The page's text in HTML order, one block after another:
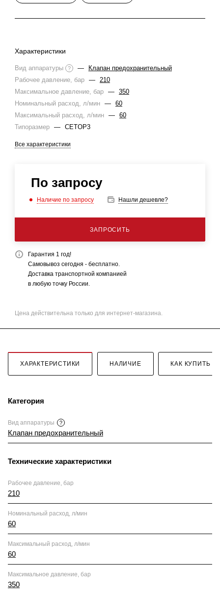
Характеристики
Вид аппаратуры ? —
Клапан предохранительный
Рабочее давление, бар — 210
Максимальное давление, бар — 350
Номинальный расход, л/мин — 60
Максимальный расход, л/мин — 60
Типоразмер — CETOP3
Все характеристики
По запросу
Наличие по запросу Нашли дешевле?
ЗАПРОСИТЬ
Гарантия 1 год!
Самовывоз сегодня - бесплатно.
Доставка транспортной компанией
в любую точку России.
Цена действительна только для интернет-магазина.
ХАРАКТЕРИСТИКИ НАЛИЧИЕ КАК КУПИТЬ
Категория
Вид аппаратуры ?
Клапан предохранительный
Технические характеристики
Рабочее давление, бар
210
Номинальный расход, л/мин
60
Максимальный расход, л/мин
60
Максимальное давление, бар
350